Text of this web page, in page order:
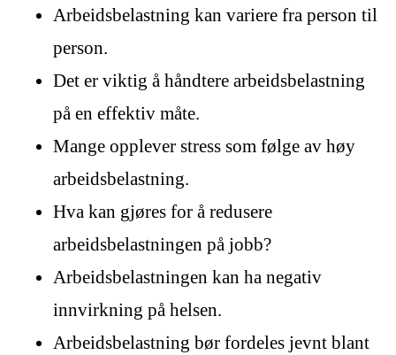
Arbeidsbelastning kan variere fra person til
person.
Det er viktig å håndtere arbeidsbelastning
på en effektiv måte.
Mange opplever stress som følge av høy
arbeidsbelastning.
Hva kan gjøres for å redusere
arbeidsbelastningen på jobb?
Arbeidsbelastningen kan ha negativ
innvirkning på helsen.
Arbeidsbelastning bør fordeles jevnt blant